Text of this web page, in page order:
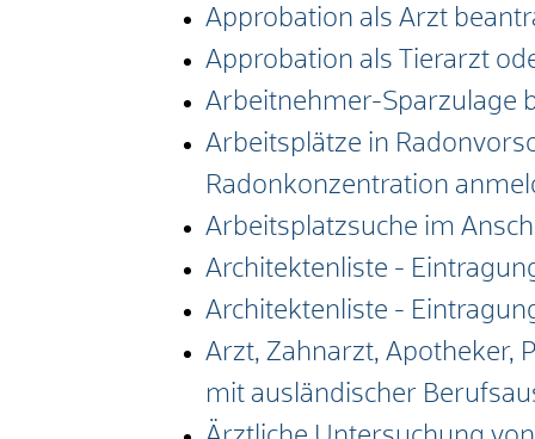
Approbation als Arzt
Approbation als Tierarzt
Arbeitnehmer-Sparzulage
Arbeitsplätze in
Radonkonzentration
Arbeitsplatzsuche im
Architektenliste -
Architektenliste -
Arzt, Zahnarzt, Apotheker,
mit ausländischer